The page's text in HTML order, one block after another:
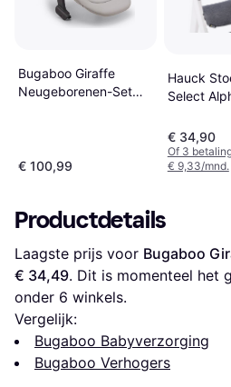
Bugaboo Giraffe
Neugeborenen-Set
€ 100,99
Hauck
Select
€ 34,90
Of 3
€ 9,33/mnd.
Productdetails
Laagste prijs voor Bugaboo
€ 34,49. Dit is momenteel het
onder 6 winkels.
Vergelijk:
Bugaboo Babyverzorging
Bugaboo Verhogers